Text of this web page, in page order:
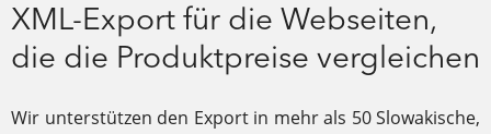
XML-Export für die Webseiten,
die die Produktpreise vergleichen
Wir unterstützen den Export in mehr als 50 Slowakische,